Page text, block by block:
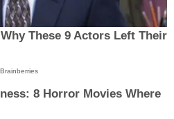
These 9 Actors Left Their
Brainberries
8 Horror Movies Where